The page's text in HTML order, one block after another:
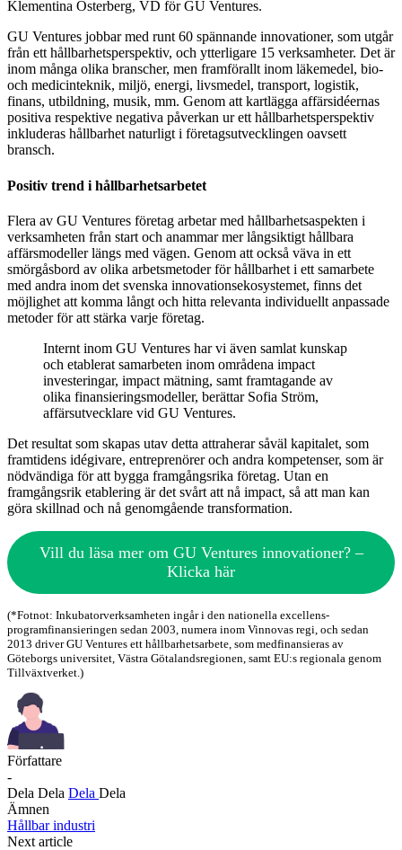
Klementina Österberg, VD för GU Ventures.
GU Ventures jobbar med runt 60 spännande innovationer, som utgår
från ett hållbarhetsperspektiv, och ytterligare 15 verksamheter. Det är
inom många olika branscher, men framförallt inom läkemedel, bio-
och medicinteknik, miljö, energi, livsmedel, transport, logistik,
finans, utbildning, musik, mm. Genom att kartlägga affärsidéernas
positiva respektive negativa påverkan ur ett hållbarhetsperspektiv
inkluderas hållbarhet naturligt i företagsutvecklingen oavsett
bransch.
Positiv trend i hållbarhetsarbetet
Flera av GU Ventures företag arbetar med hållbarhetsaspekten i
verksamheten från start och anammar mer långsiktigt hållbara
affärsmodeller längs med vägen. Genom att också väva in ett
smörgåsbord av olika arbetsmetoder för hållbarhet i ett samarbete
med andra inom det svenska innovationsekosystemet, finns det
möjlighet att komma långt och hitta relevanta individuellt anpassade
metoder för att stärka varje företag.
Internt inom GU Ventures har vi även samlat kunskap
och etablerat samarbeten inom områdena impact
investeringar, impact mätning, samt framtagande av
olika finansieringsmodeller, berättar Sofia Ström,
affärsutvecklare vid GU Ventures.
Det resultat som skapas utav detta attraherar såväl kapitalet, som
framtidens idégivare, entreprenörer och andra kompetenser, som är
nödvändiga för att bygga framgångsrika företag. Utan en
framgångsrik etablering är det svårt att nå impact, så att man kan
göra skillnad och nå genomgående transformation.
Vill du läsa mer om GU Ventures innovationer? –
Klicka här
(*Fotnot: Inkubatorverksamheten ingår i den nationella excellens-
programfinansieringen sedan 2003, numera inom Vinnovas regi, och sedan
2013 driver GU Ventures ett hållbarhetsarbete, som medfinansieras av
Göteborgs universitet, Västra Götalandsregionen, samt EU:s regionala genom
Tillväxtverket.)
Författare
-
Dela Dela Dela Dela
Ämnen
Hållbar industri
Next article